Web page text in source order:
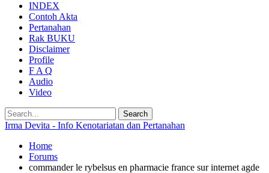
INDEX
Contoh Akta
Pertanahan
Rak BUKU
Disclaimer
Profile
F A Q
Audio
Video
Irma Devita - Info Kenotariatan dan Pertanahan
Home
Forums
commander le rybelsus en pharmacie france sur internet agde